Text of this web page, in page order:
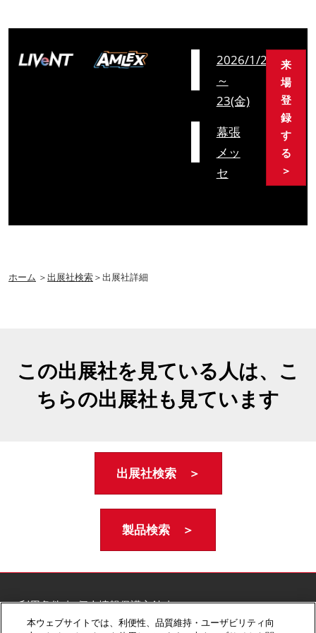
2026/1/21(水)
～
23(金)
幕張
メッ
セ
来
場
登
録
す
る
＞
ホーム ＞出展社検索＞出展社詳細
この出展社を見ている人は、こ
ちらの出展社も見ています
出展社検索 ＞
製品検索 ＞
ご利用条件
個人情報保護方針
個人情報に関する修正・利用停止など
本ウェブサイトでは、利便性、品質維持・ユーザビリティ向